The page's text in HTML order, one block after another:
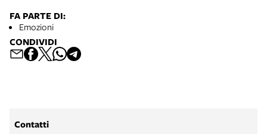
FA PARTE DI:
Emozioni
CONDIVIDI
Contatti